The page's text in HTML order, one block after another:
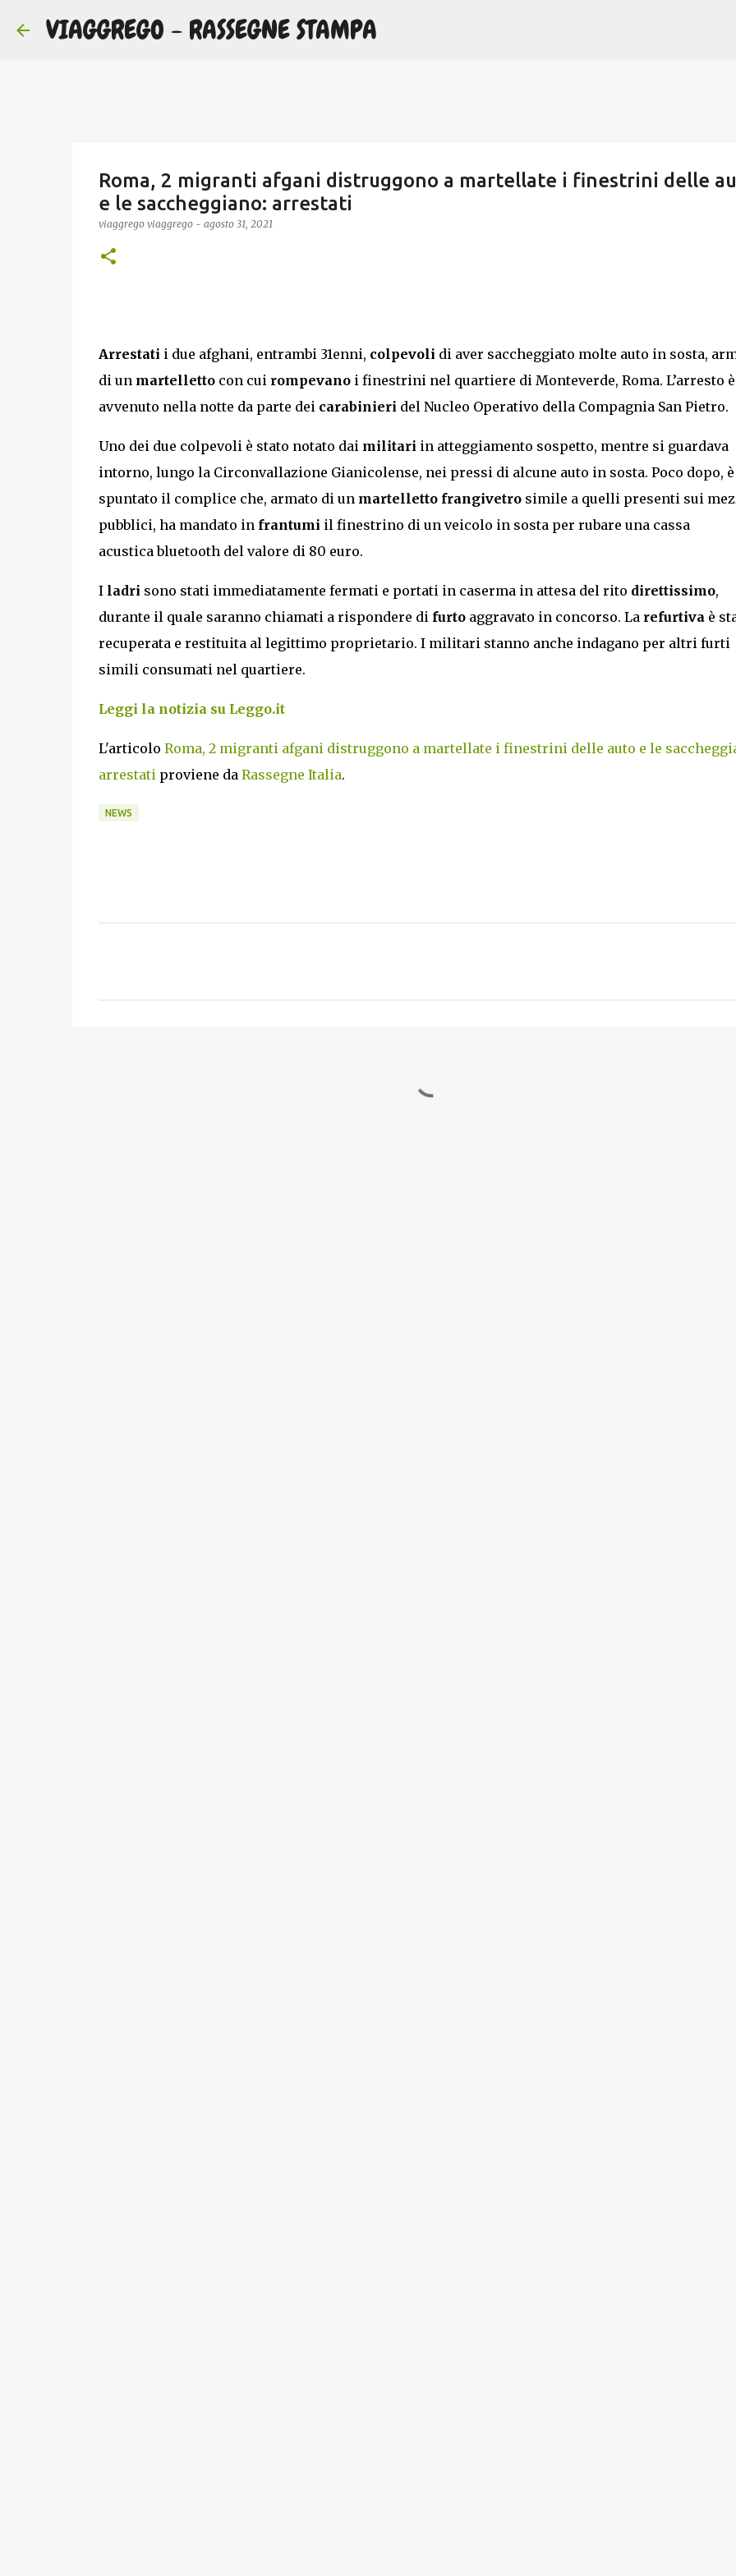
VIAGGREGO - RASSEGNE STAMPA
Roma, 2 migranti afgani distruggono a martellate i finestrini delle
e le saccheggiano: arrestati
viaggrego viaggrego - agosto 31, 2021
Arrestati i due afghani, entrambi 31enni, colpevoli di aver saccheggiato molte auto in sosta,
di un martellettocon cui rompevanoi finestrini nel quartiere di Monteverde, Roma. L’arresto è
avvenuto nella notte da parte dei carabinieri del Nucleo Operativo della Compagnia San Pietro.
Uno dei due colpevoli è stato notato dai militari in atteggiamento sospetto, mentre si guardava
intorno, lungo la Circonvallazione Gianicolense, nei pressi di alcune auto in sosta. Poco dopo, è
spuntato il complice che, armato di un martelletto frangivetrosimile a quelli presenti sui
pubblici, ha mandato in frantumi il finestrino di un veicolo in sosta per rubare una cassa
acustica bluetooth del valore di 80 euro.
I ladri sono stati immediatamente fermati e portati in caserma in attesa del rito direttissimo,
durante il quale saranno chiamati a rispondere di furtoaggravato in concorso. La refurtivaè
recuperata e restituita al legittimo proprietario. I militari stanno anche indagano per altri furti
simili consumati nel quartiere.
Leggi la notizia su Leggo.it
L'articolo Roma, 2 migranti afgani distruggono a martellate i finestrini delle auto e le
arrestatiproviene da Rassegne Italia.
NEWS